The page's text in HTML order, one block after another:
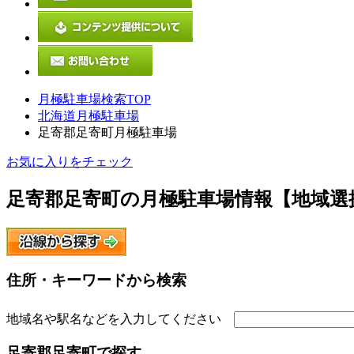
月極駐車場検索TOP
北海道月極駐車場
足寄郡足寄町月極駐車場
お気に入りをチェック
足寄郡足寄町の月極駐車場情報【地域選
住所・キーワードから検索
地域名や駅名などを入力してください